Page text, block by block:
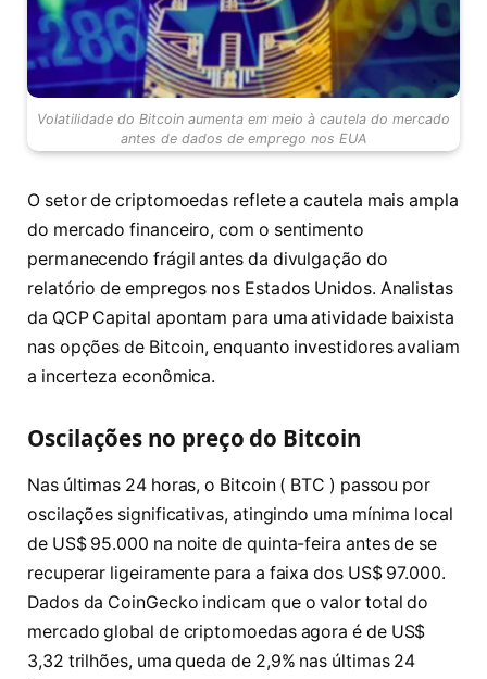
Volatilidade do Bitcoin aumenta em meio à cautela do mercado
antes de dados de emprego nos EUA
O setor de criptomoedas reflete a cautela mais ampla
do mercado financeiro, com o sentimento
permanecendo frágil antes da divulgação do
relatório de empregos nos Estados Unidos. Analistas
da QCP Capital apontam para uma atividade baixista
nas opções de Bitcoin, enquanto investidores avaliam
a incerteza econômica.
Oscilações no preço do Bitcoin
Nas últimas 24 horas, o Bitcoin ( BTC ) passou por
oscilações significativas, atingindo uma mínima local
de US$ 95.000 na noite de quinta-feira antes de se
recuperar ligeiramente para a faixa dos US$ 97.000.
Dados da CoinGecko indicam que o valor total do
mercado global de criptomoedas agora é de US$
3,32 trilhões, uma queda de 2,9% nas últimas 24